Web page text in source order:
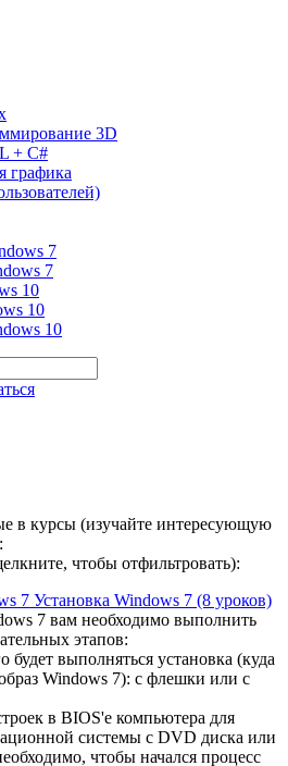
3D
+ C#
графика
7
7
10
10
10
в курсы (изучайте интересующую
чтобы отфильтровать):
Установка Windows 7 (8 уроков)
7 вам необходимо выполнить
этапов:
будет выполняться установка (куда
Windows 7): с флешки или с
в BIOS'е компьютера для
системы с DVD диска или
чтобы начался процесс